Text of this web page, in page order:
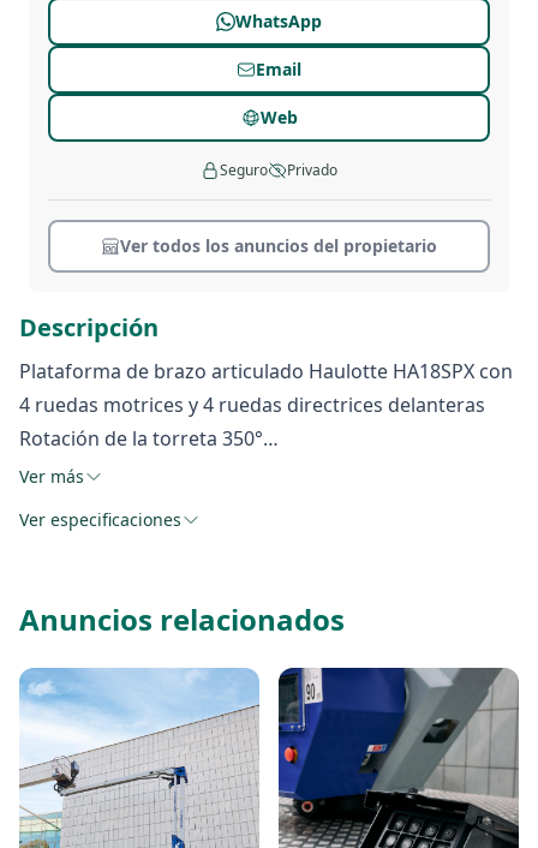
Descripción
Plataforma de brazo articulado Haulotte HA18SPX con
4 ruedas motrices y 4 ruedas directrices delanteras
Rotación de la torreta 350°
Utilización en exterior: resiste velocidades de viento
Ver más
Ver especificaciones
WhatsApp
Email
Web
Seguro Privado
Ver todos los anuncios del propietario
Anuncios relacionados